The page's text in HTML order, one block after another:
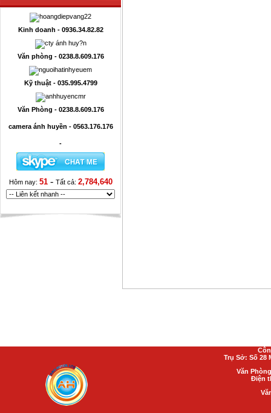
Kinh doanh - 0936.34.82.82
Văn phòng - 0238.8.609.176
Kỹ thuật - 035.995.4799
Văn Phòng - 0238.8.609.176
camera ánh huyền - 0563.176.176
-
Hôm nay: 51- Tất cả: 2,784,640
Trụ Sở: Số 28
Văn
Điện